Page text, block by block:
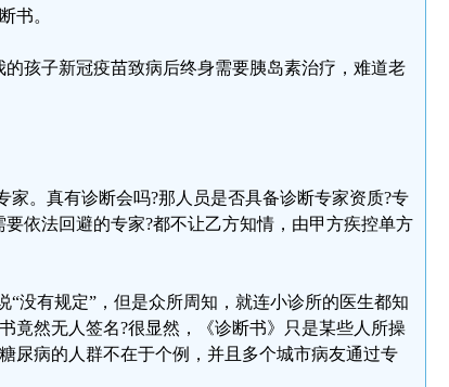
书。
孩子新冠疫苗致病后终身需要胰岛素治疗，难道老
家。真有诊断会吗?那人员是否具备诊断专家资质?专
依法回避的专家?都不让乙方知情，由甲方疾控单方
没有规定”，但是众所周知，就连小诊所的医生都知
竟然无人签名?很显然，《诊断书》只是某些人所操
尿病的人群不在于个例，并且多个城市病友通过专